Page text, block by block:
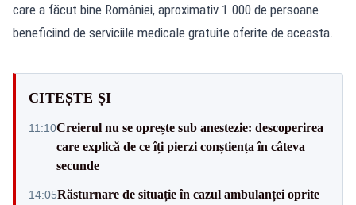
care a făcut bine României, aproximativ 1.000 de persoane
beneficiind de serviciile medicale gratuite oferite de aceasta.
CITEȘTE ȘI
11:10Creierul nu se oprește sub anestezie: descoperirea
care explică de ce îți pierzi conștiența în câteva
secunde
14:05Răsturnare de situație în cazul ambulanței oprite